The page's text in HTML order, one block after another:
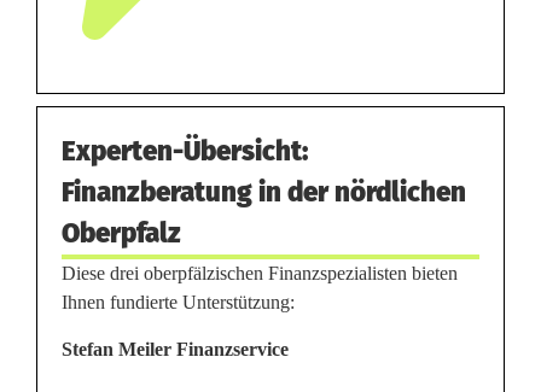
Experten-Übersicht:
Finanzberatung in der nördlichen
Oberpfalz
Diese drei oberpfälzischen Finanzspezialisten bieten
Ihnen fundierte Unterstützung:
Stefan Meiler Finanzservice